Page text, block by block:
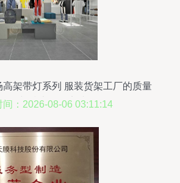
架带灯系列 服装货架工厂的质量
把控与技术服务实践
间：2026-08-06 03:11:14